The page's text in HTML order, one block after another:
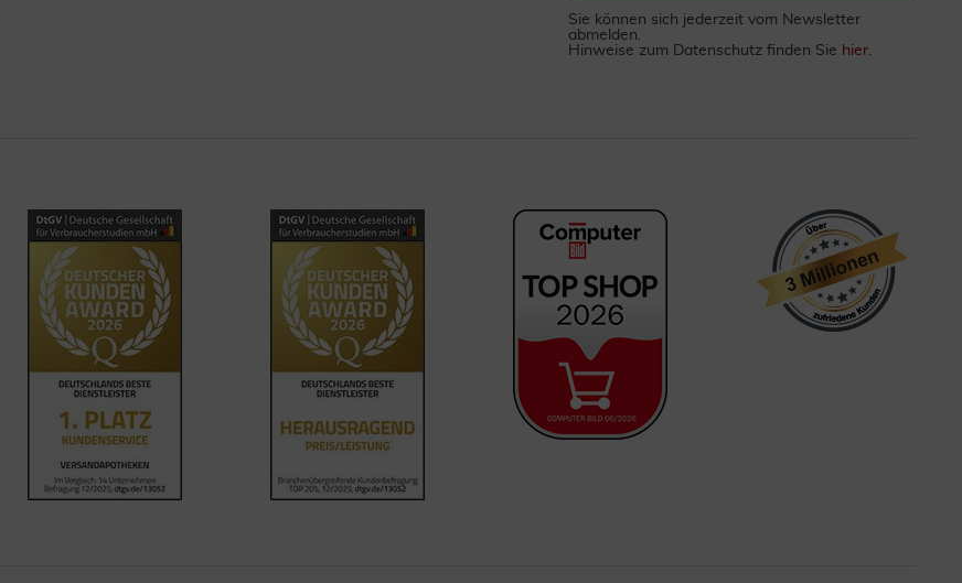
Sie können sich jederzeit vom Newsletter
abmelden.
Hinweise zum Datenschutz finden Sie hier.